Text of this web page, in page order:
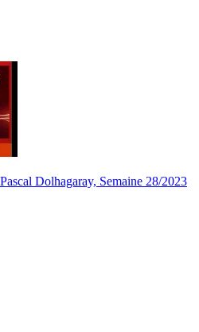
Dolhagaray, Semaine 28/2023